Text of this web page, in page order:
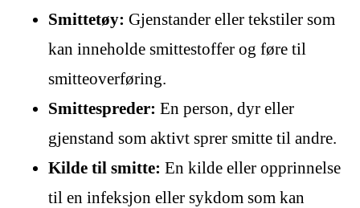
Smittetøy: Gjenstander eller tekstiler som
kan inneholde smittestoffer og føre til
smitteoverføring.
Smittespreder: En person, dyr eller
gjenstand som aktivt sprer smitte til andre.
Kilde til smitte: En kilde eller opprinnelse
til en infeksjon eller sykdom som kan